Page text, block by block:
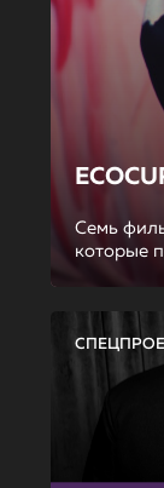
Семь
которые